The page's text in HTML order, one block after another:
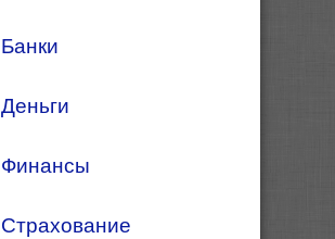
Банки
Деньги
Финансы
Страхование